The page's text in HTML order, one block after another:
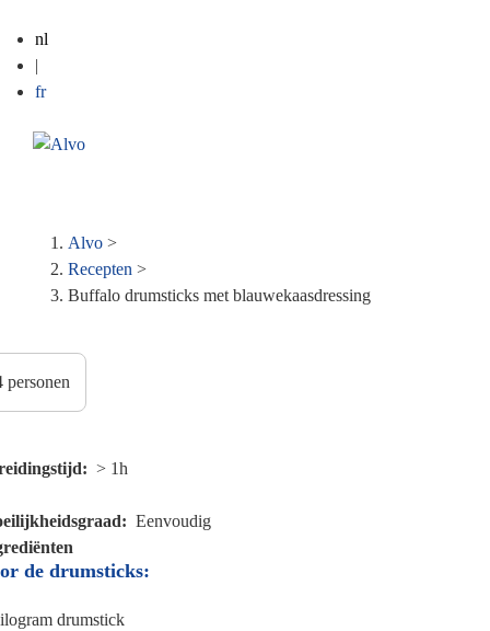
nl
|
fr
Kruimelpad
Alvo >
Recepten >
Buffalo drumsticks met blauwekaasdressing
> 1h
Eenvoudig
de drumsticks:
drumstick